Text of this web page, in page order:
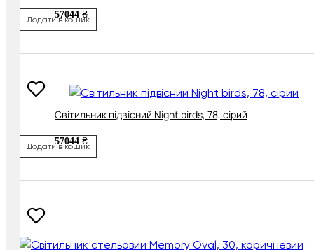
57044 ₴
Додати в кошик
Світильник підвісний Night birds, 78, сірий
57044 ₴
Додати в кошик